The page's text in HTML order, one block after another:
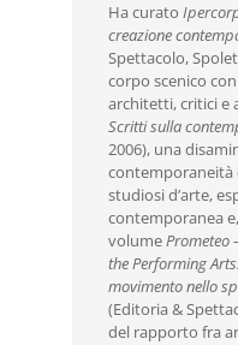
Ha curato
creazione
Spettacolo,
corpo scenico
architetti, critici e
Scritti sulla
2006), una
contemporaneità
studiosi d’arte,
contemporanea
volumePrometeo
the Performing
movimento nello
(Editoria &
del rapporto fra